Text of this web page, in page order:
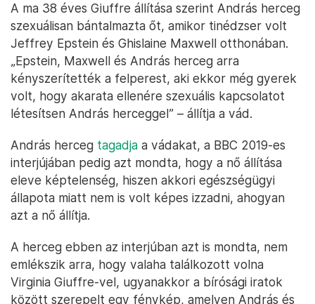
A ma 38 éves Giuffre állítása szerint András herceg
szexuálisan bántalmazta őt, amikor tinédzser volt
Jeffrey Epstein és Ghislaine Maxwell otthonában.
„Epstein, Maxwell és András herceg arra
kényszerítették a felperest, aki ekkor még gyerek
volt, hogy akarata ellenére szexuális kapcsolatot
létesítsen András herceggel” – állítja a vád.
András herceg tagadja a vádakat, a BBC 2019-es
interjújában pedig azt mondta, hogy a nő állítása
eleve képtelenség, hiszen akkori egészségügyi
állapota miatt nem is volt képes izzadni, ahogyan
azt a nő állítja.
A herceg ebben az interjúban azt is mondta, nem
emlékszik arra, hogy valaha találkozott volna
Virginia Giuffre-vel, ugyanakkor a bírósági iratok
között szerepelt egy fénykép, amelyen András és